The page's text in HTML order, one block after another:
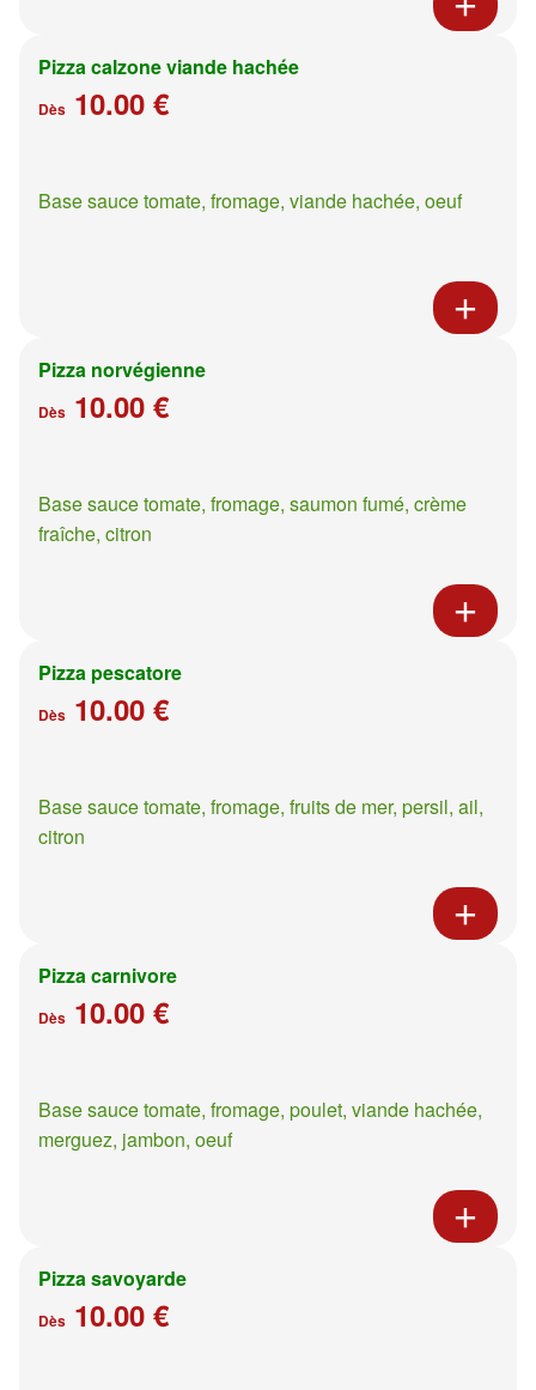
Pizza calzone viande hachée
Dès 10.00 €
Base sauce tomate, fromage, viande hachée, oeuf
Pizza norvégienne
Dès 10.00 €
Base sauce tomate, fromage, saumon fumé, crème
fraîche, citron
Pizza pescatore
Dès 10.00 €
Base sauce tomate, fromage, fruits de mer, persil, ail,
citron
Pizza carnivore
Dès 10.00 €
Base sauce tomate, fromage, poulet, viande hachée,
merguez, jambon, oeuf
Pizza savoyarde
Dès 10.00 €